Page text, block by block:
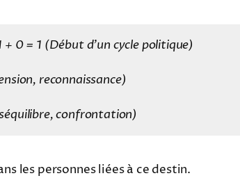
0 = 1 (Début d’un cycle politique)
reconnaissance)
confrontation)
les personnes liées à ce destin.